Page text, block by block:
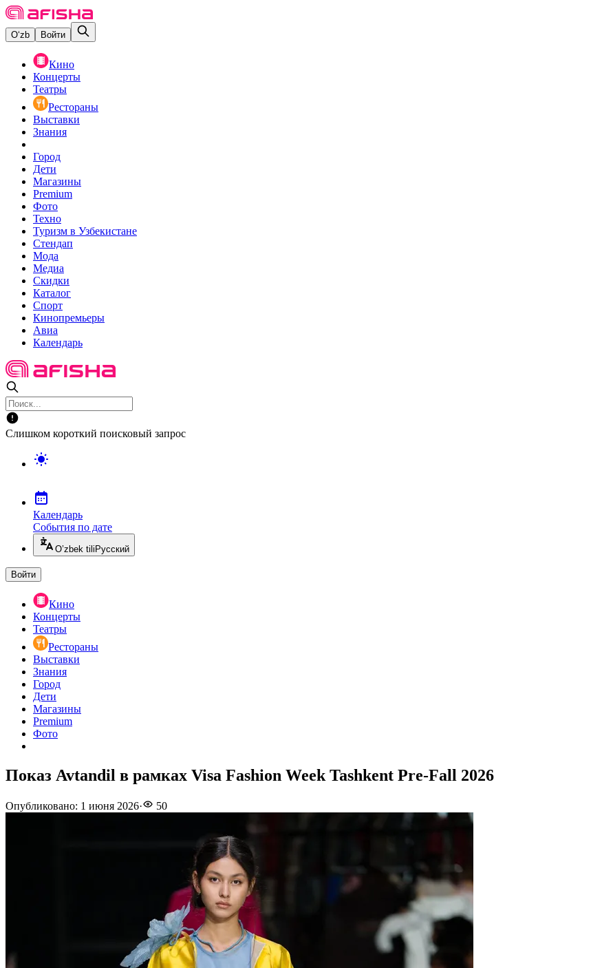
O‘zb Войти
Кино
Концерты
Театры
Рестораны
Выставки
Знания
Город
Дети
Магазины
Premium
Фото
Техно
Туризм в Узбекистане
Стендап
Мода
Медиа
Скидки
Каталог
Спорт
Кинопремьеры
Авиа
Календарь
Слишком короткий поисковый запрос
Календарь
События по дате
O’zbek tili Русский
Войти
Кино
Концерты
Театры
Рестораны
Выставки
Знания
Город
Дети
Магазины
Premium
Фото
Показ Avtandil в рамках Visa Fashion Week Tashkent Pre-Fall 2026
Опубликовано: 1 июня 2026· 50